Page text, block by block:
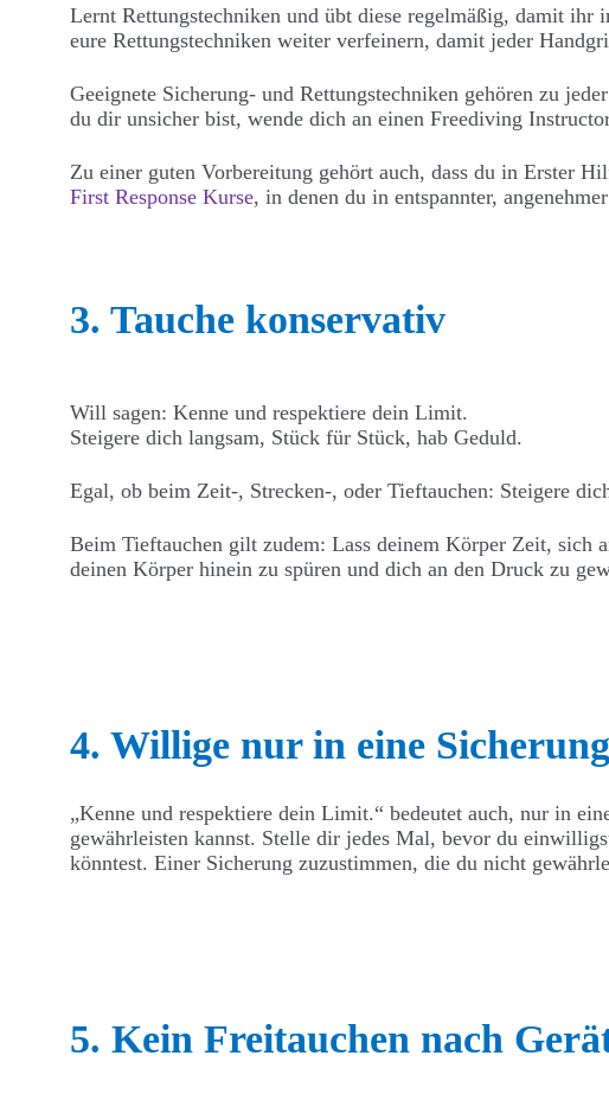
Lernt Rettungstechniken und übt diese regelmäßig, damit
eure Rettungstechniken weiter verfeinern, damit jeder
Geeignete Sicherung- und Rettungstechniken gehören zu
du dir unsicher bist, wende dich an einen Freediving
Zu einer guten Vorbereitung gehört auch, dass du in Erster
First Response Kurse, in denen du in entspannter,
3. Tauche konservativ
Will sagen: Kenne und respektiere dein Limit.
Steigere dich langsam, Stück für Stück, hab Geduld.
Egal, ob beim Zeit-, Strecken-, oder Tieftauchen: Steigere
Beim Tieftauchen gilt zudem: Lass deinem Körper Zeit, sich
deinen Körper hinein zu spüren und dich an den Druck zu
4. Willige nur in eine
„Kenne und respektiere dein Limit.“ bedeutet auch, nur in
gewährleisten kannst. Stelle dir jedes Mal, bevor du
könntest. Einer Sicherung zuzustimmen, die du nicht
5. Kein Freitauchen nach